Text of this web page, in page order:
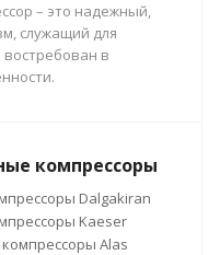
– это надежный,
служащий для
востребован в
компрессоры
Dalgakiran
Kaeser
Alas